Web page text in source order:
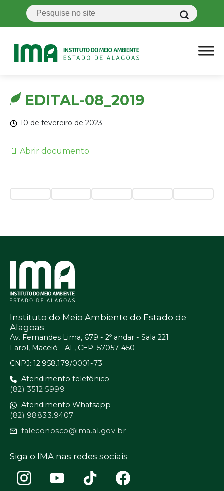
EDITAL-08_2019
10 de fevereiro de 2023
📄 Abrir documento
Instituto do Meio Ambiente do Estado de
Alagoas
Av. Fernandes Lima, 679 - 2º andar - Sala 221
Farol, Maceió - AL, CEP: 57057-450
CNPJ: 12.958.179/0001-73
Atendimento telefônico
(82) 3512.5999
Atendimento Whatsapp
(82) 98833.9407
faleconosco@ima.al.gov.br
Siga o IMA nas redes sociais